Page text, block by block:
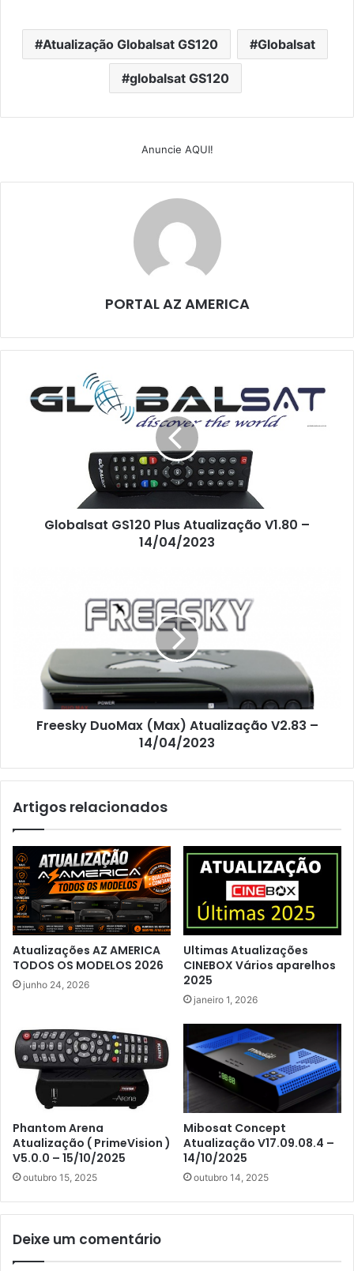
Atualização Globalsat GS120 Globalsat
globalsat GS120
Anuncie AQUI!
PORTAL AZ AMERICA
Globalsat GS120 Plus Atualização V1.80 –
14/04/2023
Freesky DuoMax (Max) Atualização V2.83 –
14/04/2023
Artigos relacionados
Atualizações AZ AMERICA
TODOS OS MODELOS 2026
junho 24, 2026
Ultimas Atualizações
CINEBOX Vários aparelhos
2025
janeiro 1, 2026
Phantom Arena
Atualização ( PrimeVision )
V5.0.0 – 15/10/2025
outubro 15, 2025
Mibosat Concept
Atualização V17.09.08.4 –
14/10/2025
outubro 14, 2025
Deixe um comentário